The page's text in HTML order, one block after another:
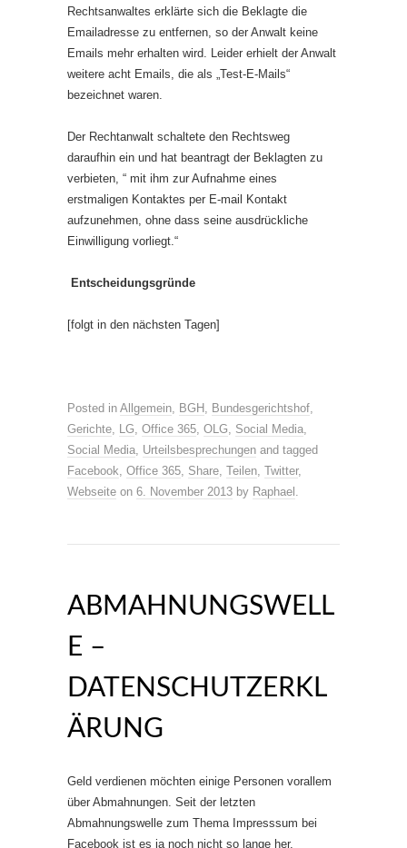
Rechtsanwaltes erklärte sich die Beklagte die
Emailadresse zu entfernen, so der Anwalt keine
Emails mehr erhalten wird. Leider erhielt der Anwalt
weitere acht Emails, die als „Test-E-Mails“
bezeichnet waren.
Der Rechtanwalt schaltete den Rechtsweg
daraufhin ein und hat beantragt der Beklagten zu
verbieten, “ mit ihm zur Aufnahme eines
erstmaligen Kontaktes per E-mail Kontakt
aufzunehmen, ohne dass seine ausdrückliche
Einwilligung vorliegt.“
Entscheidungsgründe
[folgt in den nächsten Tagen]
Posted in Allgemein, BGH , Bundesgerichtshof,
Gerichte, LG, Office 365, OLG, Social Media,
Social Media, Urteilsbesprechungen and tagged
Facebook, Office 365, Share, Teilen, Twitter,
Webseite on 6. November 2013 by Raphael .
ABMAHNUNGSWELL
E –
DATENSCHUTZERKL
ÄRUNG
Geld verdienen möchten einige Personen vorallem
über Abmahnungen. Seit der letzten
Abmahnungswelle zum Thema Impresssum bei
Facebook ist es ja noch nicht so lange her.